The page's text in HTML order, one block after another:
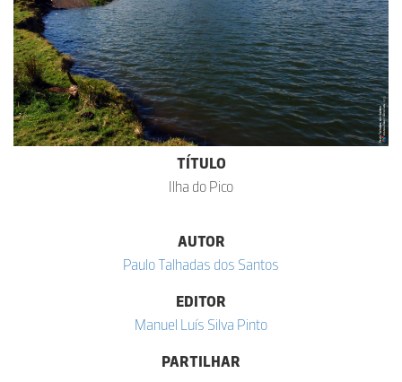
TÍTULO
Ilha do Pico
AUTOR
Paulo Talhadas dos Santos
EDITOR
Manuel Luís Silva Pinto
PARTILHAR